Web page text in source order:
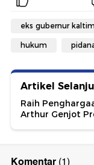
eks gubernur kaltim
hukum
Artikel
Raih
Arthur Genjot